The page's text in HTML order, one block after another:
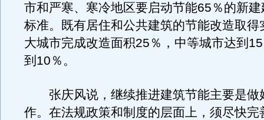
市和严寒、寒冷地区要启动节能65％的新
标准。既有居住和公共建筑的节能改造取得
大城市完成改造面积25％，中等城市达到
到10％。
张庆风说，继续推进建筑节能主要是做
作。在法规政策和制度的层面上，须尽快完